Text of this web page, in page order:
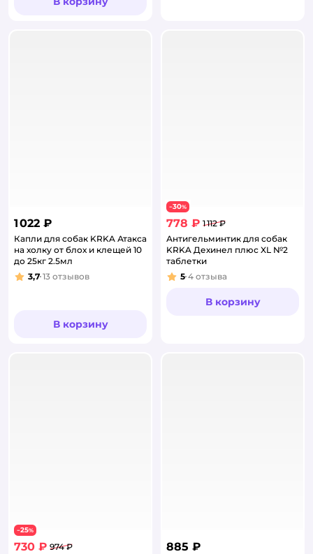
1 022 ₽
Капли для собак KRKA Атакса
на холку от блох и клещей 10
до 25кг 2.5мл
Рейтинг:
3,7 13 отзывов
В корзину
−30%
778 ₽ 1 112 ₽
Антигельминтик для собак
KRKA Дехинел плюс XL №2
таблетки
Рейтинг:
5 4 отзыва
В корзину
−25%
730 ₽ 974 ₽
885 ₽